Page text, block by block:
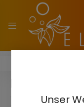
Unser
ELF BAR